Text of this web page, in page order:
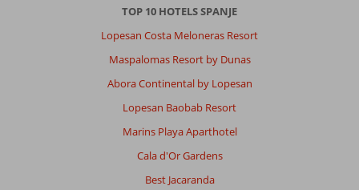
TOP 10 HOTELS SPANJE
Lopesan Costa Meloneras Resort
Maspalomas Resort by Dunas
Abora Continental by Lopesan
Lopesan Baobab Resort
Marins Playa Aparthotel
Cala d'Or Gardens
Best Jacaranda